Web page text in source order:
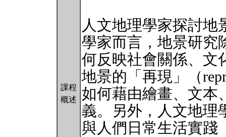
課程
概述
人文地理學家探討地
學家而言，地景研究
何反映社會關係、文
地景的「再現」（
如何藉由繪畫、文本
義。另外，人文地理
與人們日常生活實踐